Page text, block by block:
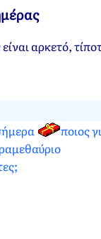
αρκετό,
ποιος